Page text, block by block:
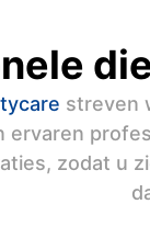
streven
ervaren
zodat u